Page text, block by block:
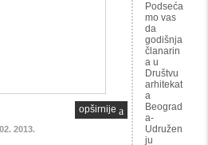
opširnije
2013.
Podseća
mo vas
da
godišnja
članarin
a u
Društvu
arhitekat
a
Beograd
a-
Udružen
ju